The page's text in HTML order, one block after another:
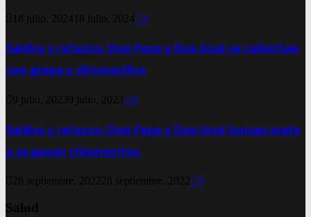
18 julio, 2024 18 julio, 2024 0
Saldos y retazos: Don Pepe y Don José se calientan
con grapa y chismecitos
9 julio, 20239 julio, 2023 0
Saldos y retazos: Don Pepe y Don José toman mate
y se pasan chismecitos
28 septiembre, 202228 septiembre, 2022 0
Salud